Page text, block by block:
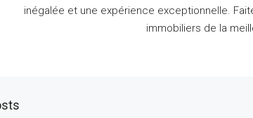
inégalée et une expérience exceptionnelle.
immobiliers de la